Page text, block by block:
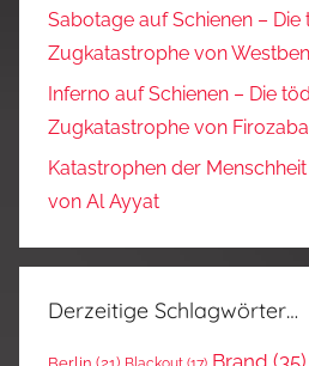
Sabotage auf Schienen – Die
Zugkatastrophe von
Inferno auf Schienen – Die
Zugkatastrophe von
Katastrophen der
von Al Ayyat
Derzeitige Schlagwörter…